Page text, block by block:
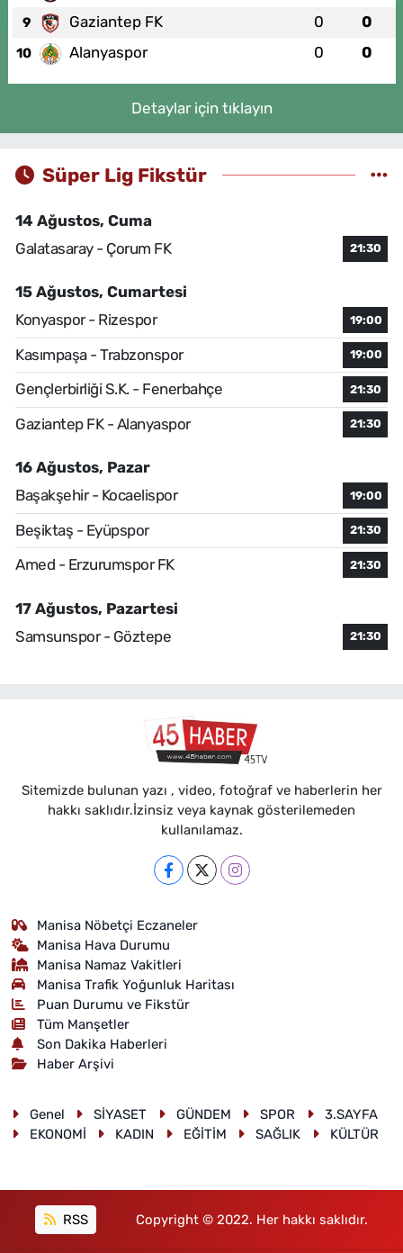
9 Gaziantep FK 0 0
10 Alanyaspor 0 0
Detaylar için tıklayın
Süper Lig Fikstür
14 Ağustos, Cuma
Galatasaray - Çorum FK
21:30
15 Ağustos, Cumartesi
Konyaspor - Rizespor
19:00
Kasımpaşa - Trabzonspor 19:00
Gençlerbirliği S.K. - Fenerbahçe 21:30
Gaziantep FK - Alanyaspor 21:30
16 Ağustos, Pazar
Başakşehir - Kocaelispor
19:00
Beşiktaş - Eyüpspor 21:30
Amed - Erzurumspor FK 21:30
17 Ağustos, Pazartesi
Samsunspor - Göztepe
21:30
Sitemizde bulunan yazı , video, fotoğraf ve haberlerin her
hakkı saklıdır.İzinsiz veya kaynak gösterilemeden
kullanılamaz.
Manisa Nöbetçi Eczaneler
Manisa Hava Durumu
Manisa Namaz Vakitleri
Manisa Trafik Yoğunluk Haritası
Puan Durumu ve Fikstür
Tüm Manşetler
Son Dakika Haberleri
Haber Arşivi
Genel SİYASET GÜNDEM SPOR
3.SAYFA
EKONOMİ
KADIN EĞİTİM SAĞLIK KÜLTÜR
RSS Copyright © 2022. Her hakkı saklıdır.